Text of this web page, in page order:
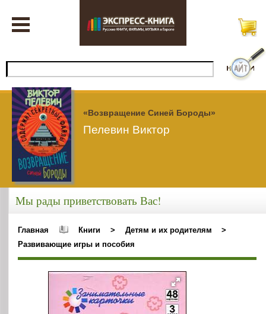
«Возвращение Синей Бороды»
Пелевин Виктор
Мы рады приветствовать Вас!
Главная Книги > Детям и их родителям
>
Развивающие игры и пособия